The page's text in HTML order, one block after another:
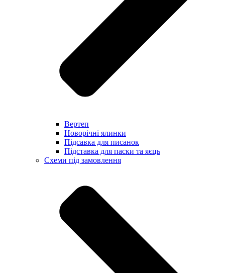
Вертеп
Новорічні ялинки
Підсавка для писанок
Підставка для паски та яєць
Схеми під замовлення